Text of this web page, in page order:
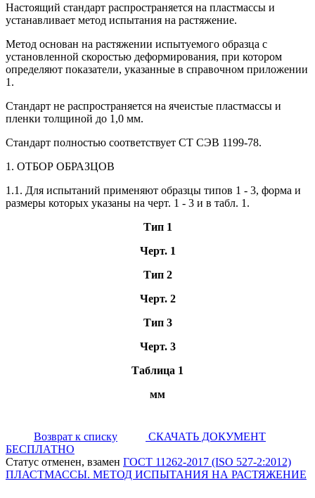
Настоящий стандарт распространяется на пластмассы и
устанавливает метод испытания на растяжение.
Метод основан на растяжении испытуемого образца с
установленной скоростью деформирования, при котором
определяют показатели, указанные в справочном приложении
1.
Стандарт не распространяется на ячеистые пластмассы и
пленки толщиной до 1,0 мм.
Стандарт полностью соответствует СТ СЭВ 1199-78.
1. ОТБОР ОБРАЗЦОВ
1.1. Для испытаний применяют образцы типов 1 - 3, форма и
размеры которых указаны на черт. 1 - 3 и в табл. 1.
Тип 1
Черт. 1
Тип 2
Черт. 2
Тип 3
Черт. 3
Таблица 1
мм
Возврат к списку
СКАЧАТЬ ДОКУМЕНТ
БЕСПЛАТНО
Статус отменен, взамен ГОСТ 11262-2017 (ISO 527-2:2012)
ПЛАСТМАССЫ. МЕТОД ИСПЫТАНИЯ НА РАСТЯЖЕНИЕ